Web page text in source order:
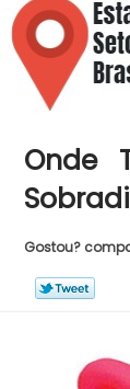
Onde
Gostou?